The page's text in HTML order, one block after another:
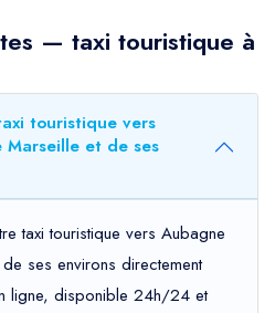
— taxi touristique à
touristique vers
et de ses
taxi touristique vers Aubagne
ses environs directement
ligne, disponible 24h/24 et